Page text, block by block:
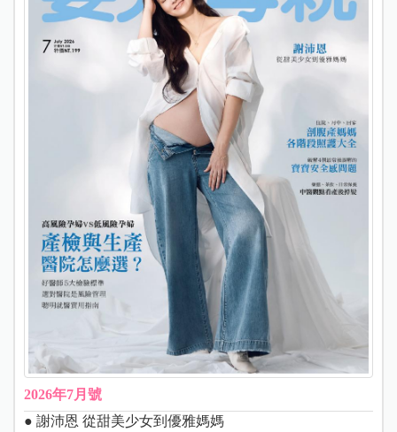
2026年7月號
● 謝沛恩 從甜美少女到優雅媽媽